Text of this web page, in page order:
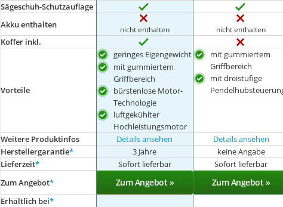
Sägeschuh-Schutzauflage
Akku enthalten
nicht enthalten nicht enthalten
Koffer inkl.
Vorteile
geringes Eigengewicht
mit gummiertem
Griffbereich
bürstenlose Motor-
Technologie
luftgekühlter
Hochleistungsmotor
mit gummiertem
Griffbereich
mit dreistufige
Weitere Produktinfos
Details ansehen Details ansehen
Herstellergarantie* 3 Jahre keine Angabe
Lieferzeit* Sofort lieferbar Sofort lieferbar
Zum Angebot* Zum Angebot » Zum Angebot »
Erhältlich bei*